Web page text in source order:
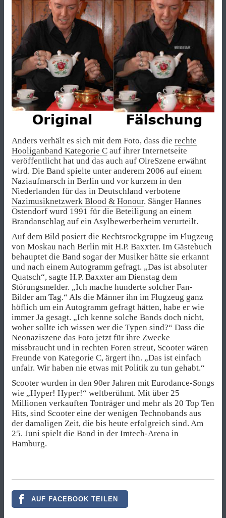
Anders verhält es sich mit dem Foto, dass die rechte
Hooliganband Kategorie C auf ihrer Internetseite
veröffentlicht hat und das auch auf OireSzene erwähnt
wird. Die Band spielte unter anderem 2006 auf einem
Naziaufmarsch in Berlin und vor kurzem in den
Niederlanden für das in Deutschland verbotene
Nazimusiknetzwerk Blood & Honour. Sänger Hannes
Ostendorf wurd 1991 für die Beteiligung an einem
Brandanschlag auf ein Asylbewerberheim verurteilt.
Auf dem Bild posiert die Rechtsrockgruppe im Flugzeug
von Moskau nach Berlin mit H.P. Baxxter. Im Gästebuch
behauptet die Band sogar der Musiker hätte sie erkannt
und nach einem Autogramm gefragt. „Das ist absoluter
Quatsch“, sagte H.P. Baxxter am Dienstag dem
Störungsmelder. „Ich mache hunderte solcher Fan-
Bilder am Tag.“ Als die Männer ihn im Flugzeug ganz
höflich um ein Autogramm gefragt hätten, habe er wie
immer Ja gesagt. „Ich kenne solche Bands doch nicht,
woher sollte ich wissen wer die Typen sind?“ Dass die
Neonaziszene das Foto jetzt für ihre Zwecke
missbraucht und in rechten Foren streut, Scooter wären
Freunde von Kategorie C, ärgert ihn. „Das ist einfach
unfair. Wir haben nie etwas mit Politik zu tun gehabt.“
Scooter wurden in den 90er Jahren mit Eurodance-Songs
wie „Hyper! Hyper!“ weltberühmt. Mit über 25
Millionen verkauften Tonträger und mehr als 20 Top Ten
Hits, sind Scooter eine der wenigen Technobands aus
der damaligen Zeit, die bis heute erfolgreich sind. Am
25. Juni spielt die Band in der Imtech-Arena in
Hamburg.
AUF FACEBOOK TEILEN